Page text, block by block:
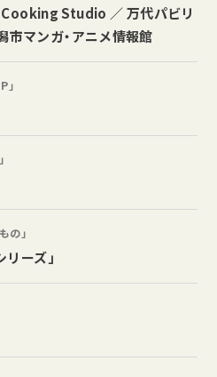
Cooking Studio ／ 万代パビリ
市マンガ・アニメ情報館
」
の」
ーズ」